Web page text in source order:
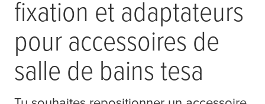
fixation et adaptateurs
pour accessoires de
salle de bains tesa